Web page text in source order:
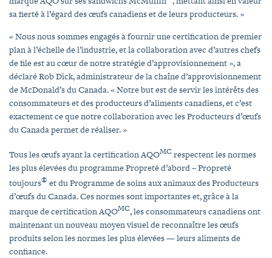
sa fierté à l’égard des œufs canadiens et de leurs producteurs. »
« Nous nous sommes engagés à fournir une certification de premier
plan à l’échelle de l’industrie, et la collaboration avec d’autres chefs
de file est au cœur de notre stratégie d’approvisionnement », a
déclaré Rob Dick, administrateur de la chaîne d’approvisionnement
de McDonald’s du Canada. « Notre but est de servir les intérêts des
consommateurs et des producteurs d’aliments canadiens, et c’est
exactement ce que notre collaboration avec les Producteurs d’œufs
du Canada permet de réaliser. »
Tous les œufs ayant la certification AQOMC respectent les normes
les plus élevées du programme Propreté d’abord – Propreté
toujours® et du Programme de soins aux animaux des Producteurs
d’œufs du Canada. Ces normes sont importantes et, grâce à la
marque de certification AQOMC, les consommateurs canadiens ont
maintenant un nouveau moyen visuel de reconnaître les œufs
produits selon les normes les plus élevées — leurs aliments de
confiance.